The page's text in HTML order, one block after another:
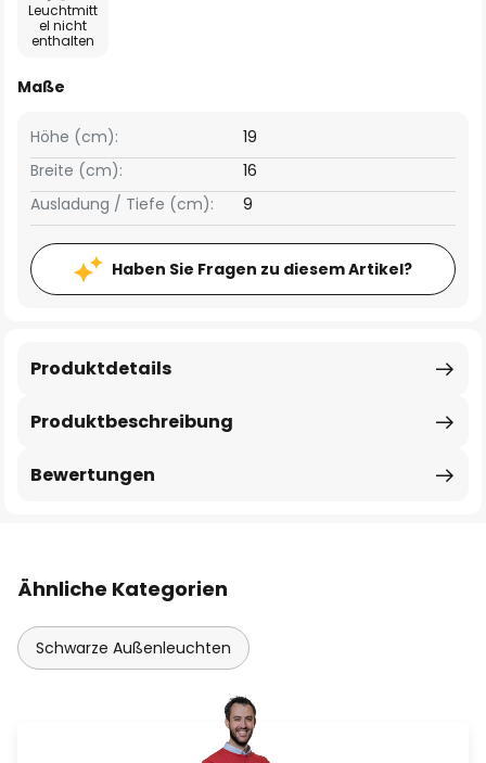
Leuchtmitt
el nicht
enthalten
Maße
Breite (cm): 16
Höhe (cm): 19
Ausladung / Tiefe (cm): 9
Haben Sie Fragen zu diesem Artikel?
Produktbeschreibung
Produktdetails
Bewertungen
Ähnliche Kategorien
Schwarze Außenleuchten